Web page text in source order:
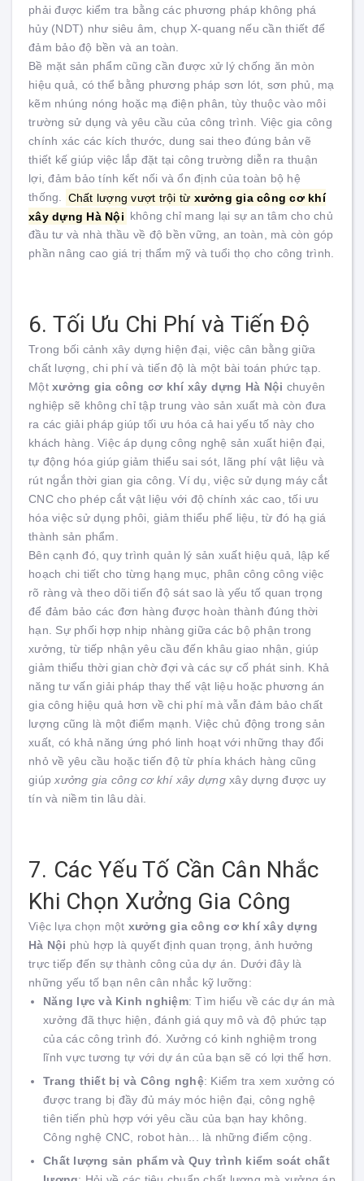
phải được kiểm tra bằng các phương pháp không phá
hủy (NDT) như siêu âm, chụp X-quang nếu cần thiết để
đảm bảo độ bền và an toàn.
Bề mặt sản phẩm cũng cần được xử lý chống ăn mòn
hiệu quả, có thể bằng phương pháp sơn lót, sơn phủ, mạ
kẽm nhúng nóng hoặc mạ điện phân, tùy thuộc vào môi
trường sử dụng và yêu cầu của công trình. Việc gia công
chính xác các kích thước, dung sai theo đúng bản vẽ
thiết kế giúp việc lắp đặt tại công trường diễn ra thuận
lợi, đảm bảo tính kết nối và ổn định của toàn bộ hệ
thống. Chất lượng vượt trội từ xưởng gia công cơ khí
xây dựng Hà Nội không chỉ mang lại sự an tâm cho chủ
đầu tư và nhà thầu về độ bền vững, an toàn, mà còn góp
phần nâng cao giá trị thẩm mỹ và tuổi thọ cho công trình.
6. Tối Ưu Chi Phí và Tiến Độ
Trong bối cảnh xây dựng hiện đại, việc cân bằng giữa
chất lượng, chi phí và tiến độ là một bài toán phức tạp.
Một xưởng gia công cơ khí xây dựng Hà Nội chuyên
nghiệp sẽ không chỉ tập trung vào sản xuất mà còn đưa
ra các giải pháp giúp tối ưu hóa cả hai yếu tố này cho
khách hàng. Việc áp dụng công nghệ sản xuất hiện đại,
tự động hóa giúp giảm thiểu sai sót, lãng phí vật liệu và
rút ngắn thời gian gia công. Ví dụ, việc sử dụng máy cắt
CNC cho phép cắt vật liệu với độ chính xác cao, tối ưu
hóa việc sử dụng phôi, giảm thiểu phế liệu, từ đó hạ giá
thành sản phẩm.
Bên cạnh đó, quy trình quản lý sản xuất hiệu quả, lập kế
hoạch chi tiết cho từng hạng mục, phân công công việc
rõ ràng và theo dõi tiến độ sát sao là yếu tố quan trọng
để đảm bảo các đơn hàng được hoàn thành đúng thời
hạn. Sự phối hợp nhịp nhàng giữa các bộ phận trong
xưởng, từ tiếp nhận yêu cầu đến khâu giao nhận, giúp
giảm thiểu thời gian chờ đợi và các sự cố phát sinh. Khả
năng tư vấn giải pháp thay thế vật liệu hoặc phương án
gia công hiệu quả hơn về chi phí mà vẫn đảm bảo chất
lượng cũng là một điểm mạnh. Việc chủ động trong sản
xuất, có khả năng ứng phó linh hoạt với những thay đổi
nhỏ về yêu cầu hoặc tiến độ từ phía khách hàng cũng
giúpxưởng gia công cơ khí xây dựngxây dựng được uy
tín và niềm tin lâu dài.
7. Các Yếu Tố Cần Cân Nhắc
Khi Chọn Xưởng Gia Công
Việc lựa chọn một xưởng gia công cơ khí xây dựng
Hà Nội phù hợp là quyết định quan trọng, ảnh hưởng
trực tiếp đến sự thành công của dự án. Dưới đây là
những yếu tố bạn nên cân nhắc kỹ lưỡng:
Năng lực và Kinh nghiệm: Tìm hiểu về các dự án mà
xưởng đã thực hiện, đánh giá quy mô và độ phức tạp
của các công trình đó. Xưởng có kinh nghiệm trong
lĩnh vực tương tự với dự án của bạn sẽ có lợi thế hơn.
Trang thiết bị và Công nghệ: Kiểm tra xem xưởng có
được trang bị đầy đủ máy móc hiện đại, công nghệ
tiên tiến phù hợp với yêu cầu của bạn hay không.
Công nghệ CNC, robot hàn... là những điểm cộng.
Chất lượng sản phẩm và Quy trình kiểm soát chất